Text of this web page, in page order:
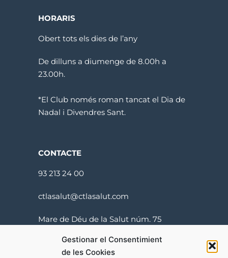
Gestionar el Consentimient
de les Cookies
HORARIS
Obert tots els dies de l’any
De dilluns a diumenge de 8.00h a
23.00h.
*El Club només roman tancat el Dia de
Nadal i Divendres Sant.
CONTACTE
93 213 24 00
ctlasalut@ctlasalut.com
Mare de Déu de la Salut núm. 75